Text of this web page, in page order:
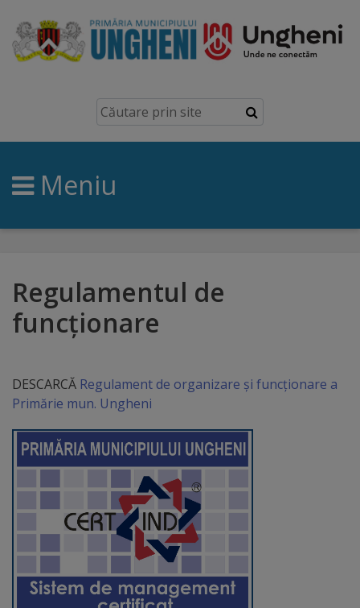
Ungheni
Prezentare
generală
Simbolurile
brand
Orașe
Distincții
Cetățeni
de
onoare
Deținători
ai
titlului
Meniu
Regulamentul de
funcționare
DESCARCĂ Regulament de organizare și funcționare a
Primărie mun. Ungheni